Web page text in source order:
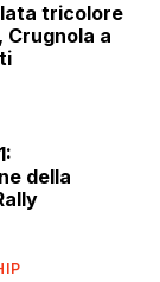
tricolore
Crugnola a
della